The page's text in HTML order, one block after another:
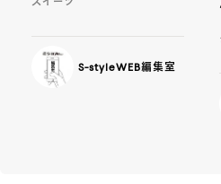
スイーツ
S-styleWEB編集室